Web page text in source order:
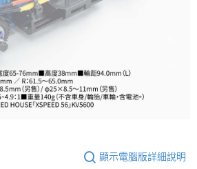
顯示電腦版詳細說明